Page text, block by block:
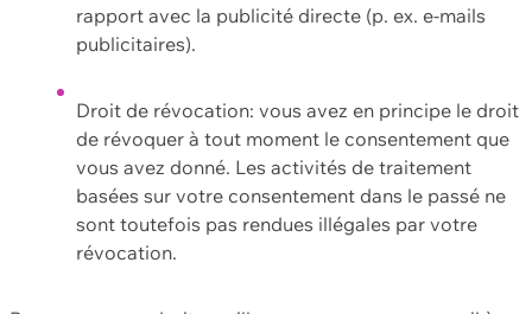
rapport avec la publicité directe (p. ex. e-mails
publicitaires).
Droit de révocation: vous avez en principe le droit
de révoquer à tout moment le consentement que
vous avez donné. Les activités de traitement
basées sur votre consentement dans le passé ne
sont toutefois pas rendues illégales par votre
révocation.